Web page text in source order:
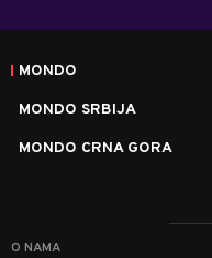
MONDO
MONDO SRBIJA
MONDO CRNA GORA
O NAMA